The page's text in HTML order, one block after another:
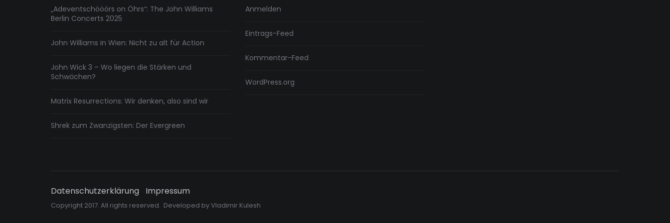
„Adeventschööörs on Öhrs“: The John Williams
Berlin Concerts 2025
John Williams in Wien: Nicht zu alt für Action
John Wick 3 – Wo liegen die Stärken und
Schwächen?
Matrix Resurrections: Wir denken, also sind wir
Shrek zum Zwanzigsten: Der Evergreen
Anmelden
Eintrags-Feed
Kommentar-Feed
WordPress.org
Datenschutzerklärung Impressum
Copyright 2017. All rights reserved. Developed byVladimir Kulesh